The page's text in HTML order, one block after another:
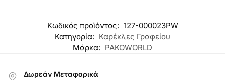
Κωδικός προϊόντος: 127-000023PW
Κατηγορία: Καρέκλες Γραφείου
Μάρκα: PAKOWORLD
Δωρεάν Μεταφορικά